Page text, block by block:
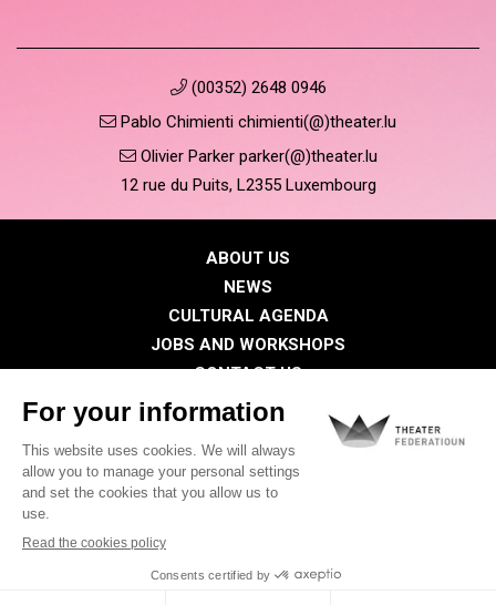
(00352) 2648 0946
Pablo Chimienti chimienti(@)theater.lu
Olivier Parker parker(@)theater.lu
12 rue du Puits, L2355 Luxembourg
ABOUT US
NEWS
CULTURAL AGENDA
JOBS AND WORKSHOPS
CONTACT US
PRESS
Privacy Policy